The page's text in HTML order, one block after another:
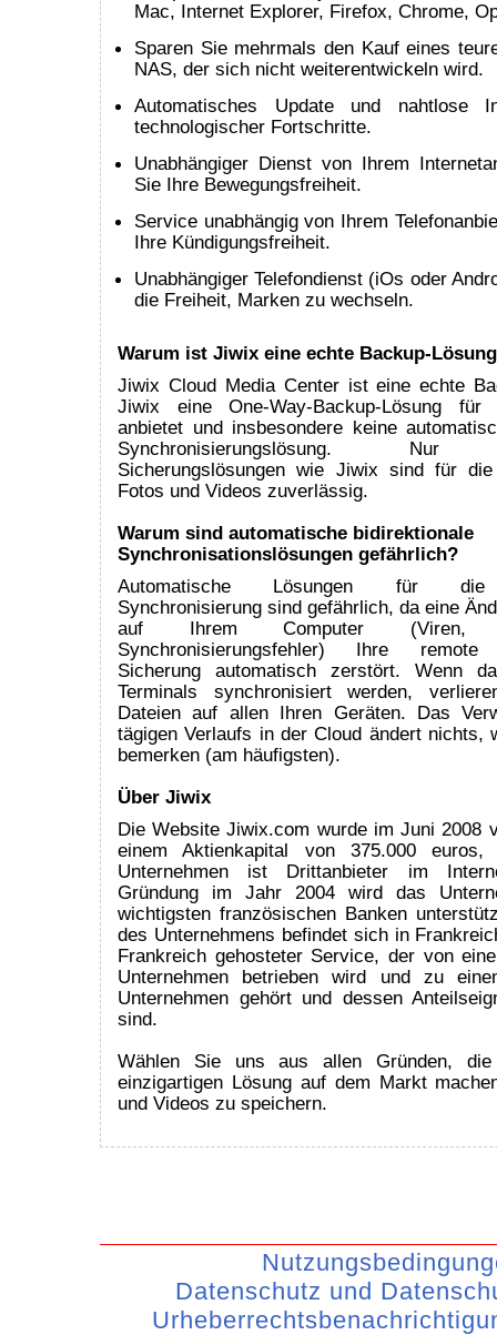
Mac, Internet Explorer, Firefox, Chrome,
Sparen Sie mehrmals den Kauf eines
NAS, der sich nicht weiterentwickeln wird.
Automatisches Update und nahtlose
technologischer Fortschritte.
Unabhängiger Dienst von Ihrem
Sie Ihre Bewegungsfreiheit.
Service unabhängig von Ihrem
Ihre Kündigungsfreiheit.
Unabhängiger Telefondienst (iOs oder
die Freiheit, Marken zu wechseln.
Warum ist Jiwix eine echte Backup-
Jiwix Cloud Media Center ist eine echte
Jiwix eine One-Way-Backup-Lösung für
anbietet und insbesondere keine
Synchronisierungslösung. Nur
Sicherungslösungen wie Jiwix sind für
Fotos und Videos zuverlässig.
Warum sind automatische bidirektionale
Synchronisationslösungen gefährlich?
Automatische Lösungen für die
Synchronisierung sind gefährlich, da eine
auf Ihrem Computer (Viren,
Synchronisierungsfehler) Ihre remote
Sicherung automatisch zerstört. Wenn
Terminals synchronisiert werden,
Dateien auf allen Ihren Geräten. Das
tägigen Verlaufs in der Cloud ändert nichts,
bemerken (am häufigsten).
Über Jiwix
Die Website Jiwix.com wurde im Juni 2008
einem Aktienkapital von 375.000 euros,
Unternehmen ist Drittanbieter im
Gründung im Jahr 2004 wird das
wichtigsten französischen Banken
des Unternehmens befindet sich in
Frankreich gehosteter Service, der von
Unternehmen betrieben wird und zu
Unternehmen gehört und dessen
sind.
Wählen Sie uns aus allen Gründen,
einzigartigen Lösung auf dem Markt
und Videos zu speichern.
Datenschutz und